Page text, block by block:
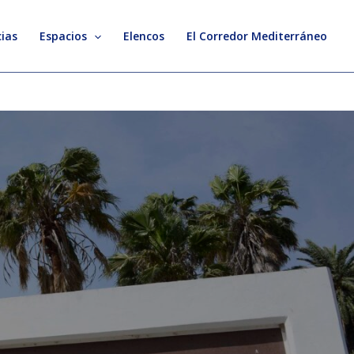
Espacios Elencos El Corredor Mediterráneo